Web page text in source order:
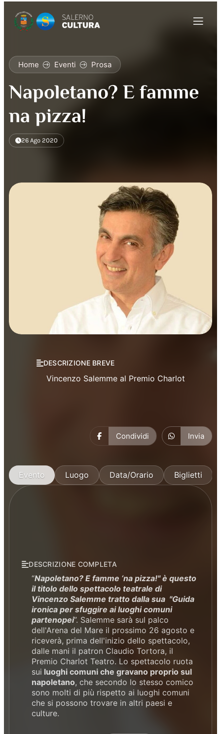
Home Eventi Prosa
Napoletano? E famme
na pizza!
26 Ago 2020
DESCRIZIONE BREVE
Vincenzo Salemme al Premio Charlot
Condividi Invia
Evento Luogo Data/Orario Biglietti
DESCRIZIONE COMPLETA
“Napoletano? E famme ‘na pizza!" è questo
il titolo dello spettacolo teatrale di
Vincenzo Salemme tratto dalla sua "Guida
ironica per sfuggire ai luoghi comuni
partenopei”. Salemme sarà sul palco
dell'Arena del Mare il prossimo 26 agosto e
riceverà, prima dell'inizio dello spettacolo,
dalle mani il patron Claudio Tortora, il
Premio Charlot Teatro. Lo spettacolo ruota
sui luoghi comuni che gravano proprio sul
napoletano, che secondo lo stesso comico
sono molti di più rispetto ai luoghi comuni
che si possono trovare in altri paesi e
culture.